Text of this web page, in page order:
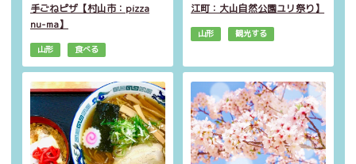
手ごねピザ【村山市：pizza
nu-ma】
山形 食べる
江町：大山自然公園ユリ祭り】
山形 観光する